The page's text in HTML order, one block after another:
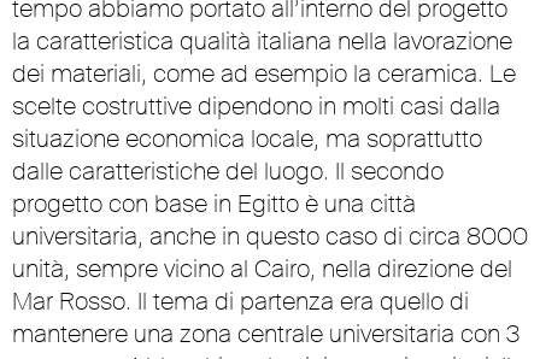
tempo abbiamo portato all’interno del progetto
la caratteristica qualità italiana nella lavorazione
dei materiali, come ad esempio la ceramica. Le
scelte costruttive dipendono in molti casi dalla
situazione economica locale, ma soprattutto
dalle caratteristiche del luogo. Il secondo
progetto con base in Egitto è una città
universitaria, anche in questo caso di circa 8000
unità, sempre vicino al Cairo, nella direzione del
Mar Rosso. Il tema di partenza era quello di
mantenere una zona centrale universitaria con 3